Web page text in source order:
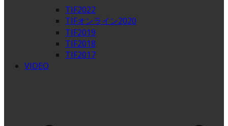
TIF2022
TIFオンライン2020
TIF2019
TIF2018
TIF2017
VIDEO